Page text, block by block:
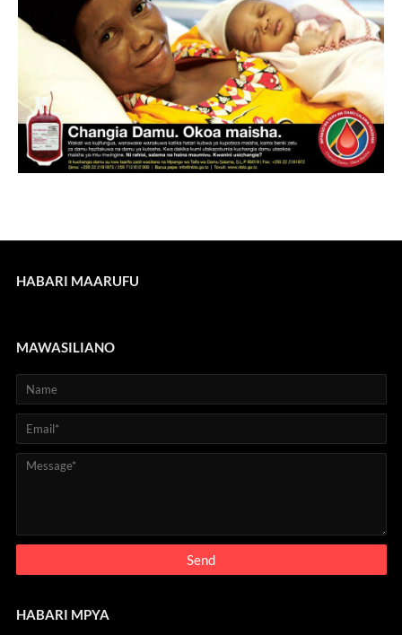
HABARI MAARUFU
MAWASILIANO
HABARI MPYA